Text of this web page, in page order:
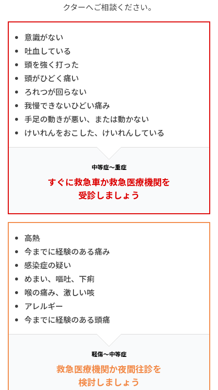
クターへご相談ください。
意識がない
吐血している
頭を強く打った
頭がひどく痛い
ろれつが回らない
我慢できないひどい痛み
手足の動きが悪い、または動かない
けいれんをおこした、けいれんしている
中等症～重症
すぐに救急車か救急医療機関を
受診しましょう
高熱
今までに経験のある痛み
感染症の疑い
めまい、嘔吐、下痢
喉の痛み、激しい咳
アレルギー
今までに経験のある頭痛
軽傷～中等症
救急医療機関か夜間往診を
検討しましょう